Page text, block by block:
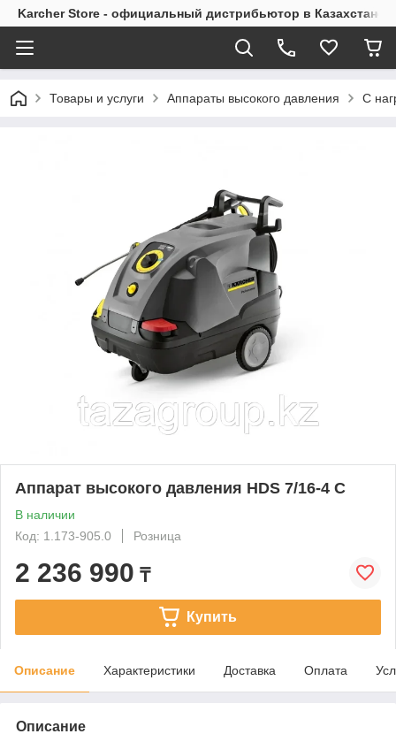
Karcher Store - официальный дистрибьютор в Казахстане
Товары и услуги Аппараты высокого давления С
Аппарат высокого давления HDS 7/16-4 C
В наличии
Код: 1.173-905.0
Розница
2 236 990 ₸
Купить
Описание Характеристики Доставка Оплата
Описание